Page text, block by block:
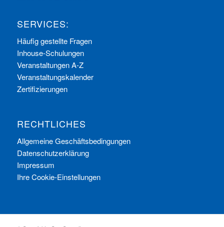
SERVICES:
Häufig gestellte Fragen
Inhouse-Schulungen
Veranstaltungen A-Z
Veranstaltungskalender
Zertifizierungen
RECHTLICHES
Allgemeine Geschäftsbedingungen
Datenschutzerklärung
Impressum
Ihre Cookie-Einstellungen